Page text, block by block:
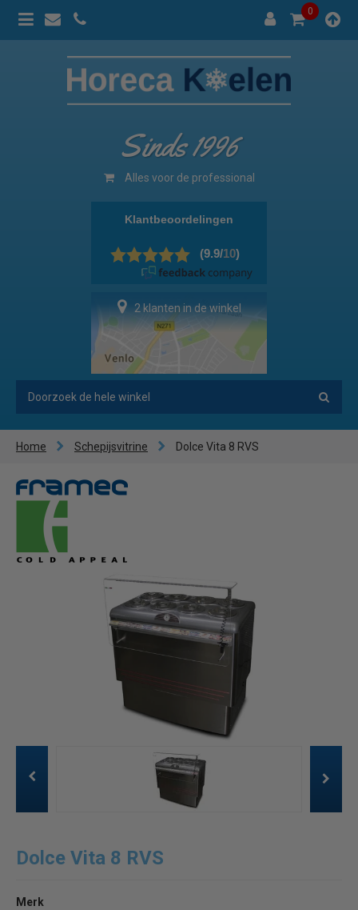
0
Sinds 1996
Alles voor de professional
2 klanten in de winkel
Home Schepijsvitrine Dolce Vita 8 RVS
Dolce Vita 8 RVS
Merk